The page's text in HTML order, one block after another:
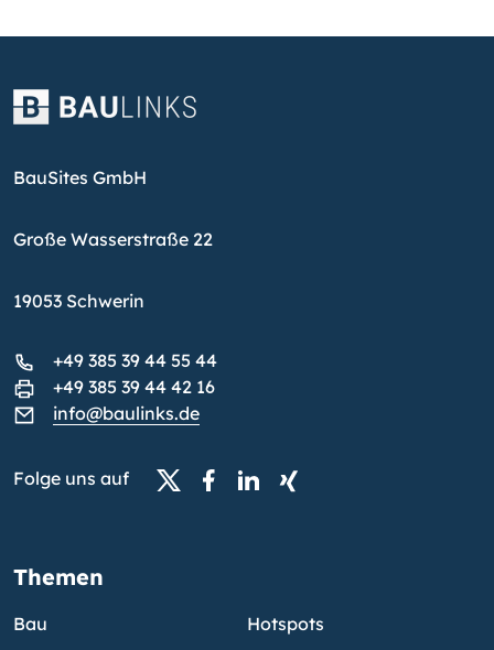
BauSites GmbH
Große Wasserstraße 22
19053 Schwerin
+49 385 39 44 55 44
+49 385 39 44 42 16
info@baulinks.de
Folge uns auf
Themen
Bau
Hotspots